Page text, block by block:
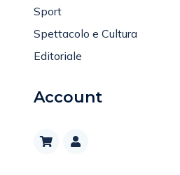
Sport
Spettacolo e Cultura
Editoriale
Account